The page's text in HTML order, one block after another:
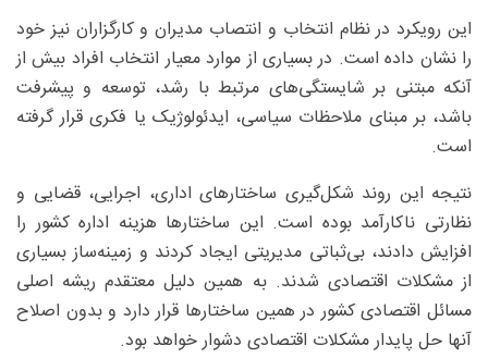
این رویکرد در نظام انتخاب و انتصاب مدیران و کارگزاران نیز خود
را نشان داده است. در بسیاری از موارد معیار انتخاب افراد بیش از
آنکه مبتنی بر شایستگی‌های مرتبط با رشد، توسعه و پیشرفت
باشد، بر مبنای ملاحظات سیاسی، ایدئولوژیک یا فکری قرار گرفته
است.
نتیجه این روند شکل‌گیری ساختارهای اداری، اجرایی، قضایی و
نظارتی ناکارآمد بوده است. این ساختارها هزینه اداره کشور را
افزایش دادند، بی‌ثباتی مدیریتی ایجاد کردند و زمینه‌ساز بسیاری
از مشکلات اقتصادی شدند. به همین دلیل معتقدم ریشه اصلی
مسائل اقتصادی کشور در همین ساختارها قرار دارد و بدون اصلاح
آنها حل پایدار مشکلات اقتصادی دشوار خواهد بود.